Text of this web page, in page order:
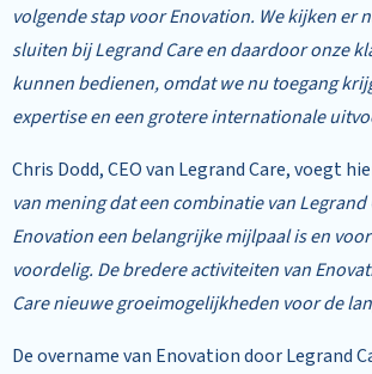
volgende stap voor Enovation. We kijken er
sluiten bij Legrand Care en daardoor onze
kunnen bedienen, omdat we nu toegang
expertise en een grotere internationale
Chris Dodd, CEO van Legrand Care, voegt
van mening dat een combinatie van Legrand
Enovation een belangrijke mijlpaal is en
voordelig. De bredere activiteiten van
Care nieuwe groeimogelijkheden voor de
De overname van Enovation door Legrand